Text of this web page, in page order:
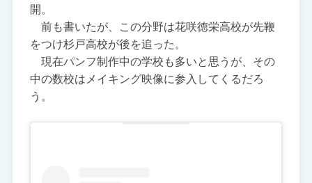
開。
前も書いたが、この分野は花咲徳栄高校が先鞭
をつけ杉戸高校が後を追った。
現在パンフ制作中の学校も多いと思うが、その
中の数校はメイキング映像に参入してくるだろ
う。